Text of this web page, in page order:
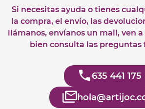
Si necesitas ayuda o tienes
la compra, el envío, las
llámanos, envíanos un mail, ven
bien consulta las preguntas
635 441 175